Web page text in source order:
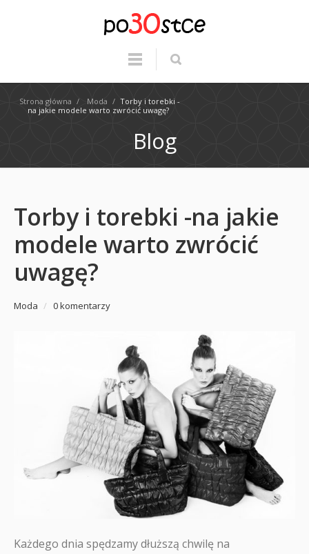
Strona główna / Moda / Torby i torebki -
na jakie modele warto zwrócić uwagę?
Blog
Torby i torebki -na jakie
modele warto zwrócić
uwagę?
Moda / 0 komentarzy
Każdego dnia spędzamy dłuższą chwilę na